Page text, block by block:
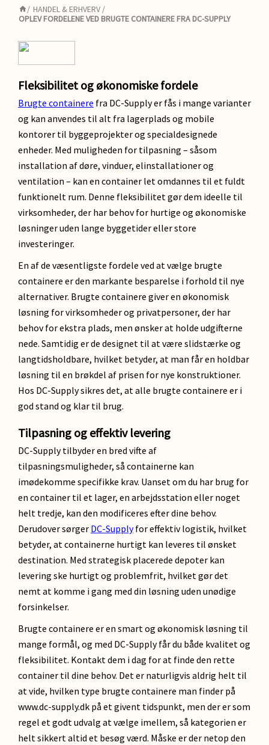
/ HANDEL & ERHVERV /
OPLEV FORDELENE VED BRUGTE CONTAINERE FRA DC-SUPPLY
Fleksibilitet og økonomiske fordele
Brugte containere fra DC-Supply er fås i mange varianter
og kan anvendes til alt fra lagerplads og mobile
kontorer til byggeprojekter og specialdesignede
enheder. Med muligheden for tilpasning – såsom
installation af døre, vinduer, elinstallationer og
ventilation – kan en container let omdannes til et fuldt
funktionelt rum. Denne fleksibilitet gør dem ideelle til
virksomheder, der har behov for hurtige og økonomiske
løsninger uden lange byggetider eller store
investeringer.
En af de væsentligste fordele ved at vælge brugte
containere er den markante besparelse i forhold til nye
alternativer. Brugte containere giver en økonomisk
løsning for virksomheder og privatpersoner, der har
behov for ekstra plads, men ønsker at holde udgifterne
nede. Samtidig er de designet til at være slidstærke og
langtidsholdbare, hvilket betyder, at man får en holdbar
løsning til en brøkdel af prisen for nye konstruktioner.
Hos DC-Supply sikres det, at alle brugte containere er i
god stand og klar til brug.
Tilpasning og effektiv levering
DC-Supply tilbyder en bred vifte af
tilpasningsmuligheder, så containerne kan
imødekomme specifikke krav. Uanset om du har brug for
en container til et lager, en arbejdsstation eller noget
helt tredje, kan den modificeres efter dine behov.
Derudover sørger DC-Supplyfor effektiv logistik, hvilket
betyder, at containerne hurtigt kan leveres til ønsket
destination. Med strategisk placerede depoter kan
levering ske hurtigt og problemfrit, hvilket gør det
nemt at komme i gang med din løsning uden unødige
forsinkelser.
Brugte containere er en smart og økonomisk løsning til
mange formål, og med DC-Supply får du både kvalitet og
fleksibilitet. Kontakt dem i dag for at finde den rette
container til dine behov. Det er naturligvis aldrig helt til
at vide, hvilken type brugte containere man finder på
www.dc-supply.dk på et givent tidspunkt, men der er som
regel et godt udvalg at vælge imellem, så kategorien er
helt sikkert altid et besøg værd. Måske er der netop den